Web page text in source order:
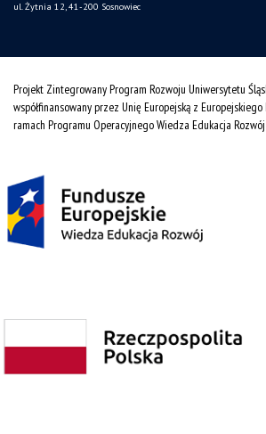
ul. Żytnia 12, 41-200 Sosnowiec
Projekt Zintegrowany Program Rozwoju Uniwersytetu
współfinansowany przez Unię Europejską z
ramach Programu Operacyjnego Wiedza Edukacja